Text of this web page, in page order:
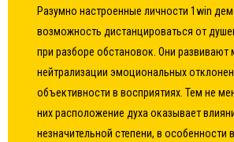
Разумно настроенные личности 1win
возможность дистанцироваться от
при разборе обстановок. Они развивают
нейтрализации эмоциональных
объективности в восприятиях. Тем не
них расположение духа оказывает
незначительной степени, в особенности